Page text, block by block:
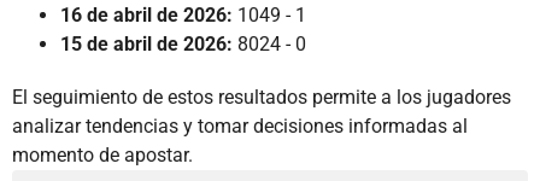
16 de abril de 2026: 1049 - 1
15 de abril de 2026: 8024 - 0
El seguimiento de estos resultados permite a los jugadores
analizar tendencias y tomar decisiones informadas al
momento de apostar.